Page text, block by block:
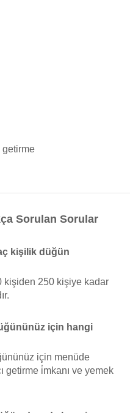
getirme
Sorulan Sorular
kişilik düğün
kişiden 250 kişiye kadar
için hangi
için menüde
getirme i̇mkanı ve yemek